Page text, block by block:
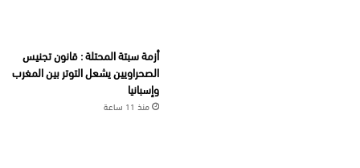
أزمة سبتة المحتلة : قانون تجنيس
الصحراويين يشعل التوتر بين المغرب
وإسبانيا
منذ 11 ساعة